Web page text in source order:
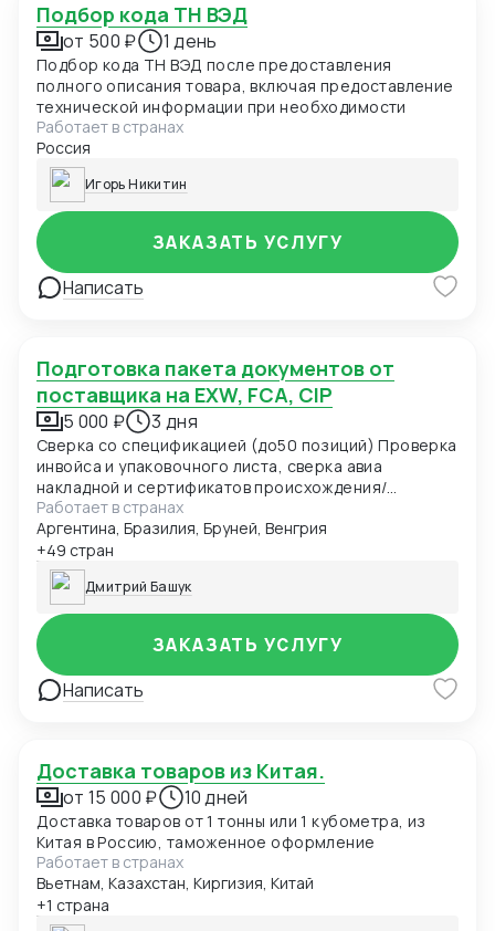
Подбор кода ТН ВЭД
от 500 ₽ 1 день
Подбор кода ТН ВЭД после предоставления
полного описания товара, включая предоставление
технической информации при необходимости
Работает в странах
Россия
Игорь Никитин
Написать
ЗАКАЗАТЬ УСЛУГУ
Подготовка пакета документов от
поставщика на EXW, FCA, CIP
5 000 ₽ 3 дня
Сверка со спецификацией (до50 позиций) Проверка
инвойса и упаковочного листа, сверка авиа
накладной и сертификатов происхождения/
качества Производителя
Работает в странах
Аргентина, Бразилия, Бруней, Венгрия
+49 стран
Дмитрий Башук
Написать
ЗАКАЗАТЬ УСЛУГУ
Доставка товаров из Китая.
от 15 000 ₽ 10 дней
Доставка товаров от 1 тонны или 1 кубометра, из
Китая в Россию, таможенное оформление
Работает в странах
Вьетнам, Казахстан, Киргизия, Китай
+1 страна